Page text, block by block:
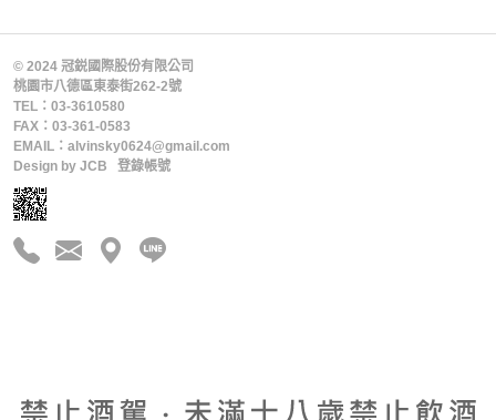
© 2024 冠鋭國際股份有限公司
桃園市八德區東泰街262-2號
TEL：03-3610580
FAX：03-361-0583
EMAIL：alvinsky0624@gmail.com
Design by JCB 登錄帳號